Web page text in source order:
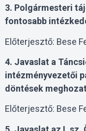
3. Polgármesteri
fontosabb
Előterjesztő: Bese
4. Javaslat a
intézményvezetői
döntések
Előterjesztő: Bese